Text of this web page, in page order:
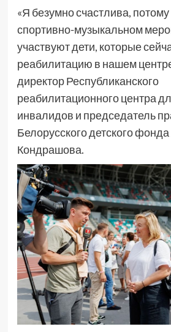
«Я безумно счастлива, потому
спортивно-музыкальном
участвуют дети, которые
реабилитацию в нашем
директор Республиканского
реабилитационного центра
инвалидов и председатель
Белорусского детского
Кондрашова.